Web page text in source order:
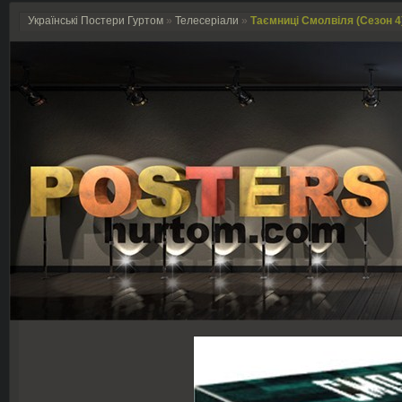
Українські Постери Гуртом » Телесеріали » Таємниці Смолвіля (Сезон